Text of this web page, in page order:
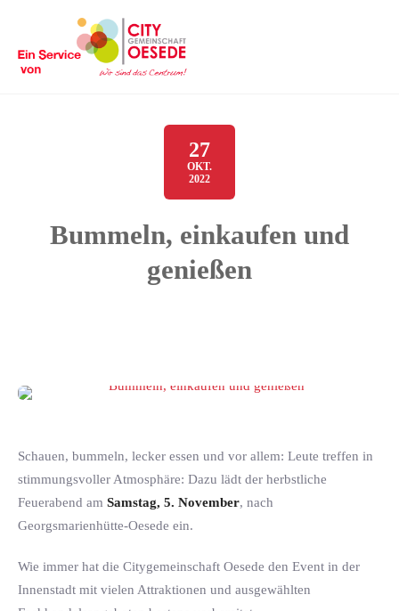
27
OKT.
2022
Bummeln, einkaufen und
genießen
Schauen, bummeln, lecker essen und vor allem: Leute treffen in
stimmungsvoller Atmosphäre: Dazu lädt der herbstliche
Feuerabend am Samstag, 5. November, nach
Georgsmarienhütte-Oesede ein.
Wie immer hat die Citygemeinschaft Oesede den Event in der
Innenstadt mit vielen Attraktionen und ausgewählten